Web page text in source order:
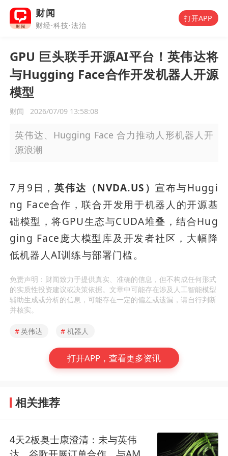
财闻
财经·科技·法治
打开APP
GPU 巨头联手开源AI平台！英伟达将
与Hugging Face合作开发机器人开源
模型
财闻 2026/07/09 13:58:08
英伟达、Hugging Face 合力推动人形机器人开
源浪潮
7月9日，英伟达（NVDA.US）宣布与Huggi
ng Face合作，联合开发用于机器人的开源基
础模型，将GPU生态与CUDA堆叠，结合Hug
ging Face庞大模型库及开发者社区，大幅降
低机器人AI训练与部署门槛。
免责声明：财闻致力于提供真实、准确的信息，但不构成任何形式
的实质性投资建议或决策依据。文章中可能存在涉及人工智能模型
辅助生成或分析的信息，可能存在一定的偏差或遗漏，请自行判断
并核实。
#英伟达 # 机器人
打开APP，查看更多资讯
相关推荐
4天2板奥士康澄清：未与英伟